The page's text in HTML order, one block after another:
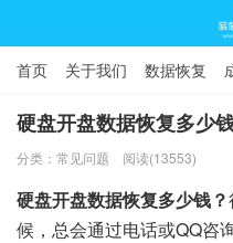
首页 关于我们 数据恢复
常见问题
硬盘开盘数据恢复多少
分类： 常见问题 阅读(13553)
硬盘开盘数据恢复多少钱？
候，总会通过电话或QQ咨